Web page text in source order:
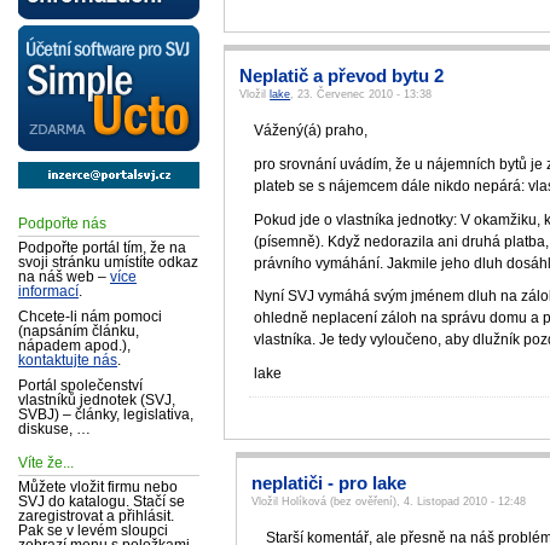
Podpořte nás
Podpořte portál tím, že na
svoji stránku umístíte odkaz
na náš web – více
informací
Chcete-li nám pomoci
(napsáním článku,
nápadem apod.),
kontaktujte nás
Portál společenství
vlastníků jednotek (SVJ,
SVBJ) – články, legislativa,
diskuse, …
Víte že...
Můžete vložit firmu nebo
SVJ do katalogu. Stačí se
zaregistrovat a přihlásit.
Pak se v levém sloupci
Neplatič a převod bytu 2
Vložil lake , 23. Červenec 2010 - 13:38
Vážený(á) praho,
pro srovnání uvádím, že u nájemních bytů
plateb se s nájemcem dále nikdo nepárá:
Pokud jde o vlastníka jednotky: V
(písemně). Když nedorazila ani druhá
právního vymáhání. Jakmile jeho dluh
Nyní SVJ vymáhá svým jménem dluh na
ohledně neplacení záloh na správu domu a
vlastníka. Je tedy vyloučeno, aby dlužník
lake
neplatiči - pro lake
Vložil Holíková (bez ověření), 4. Listopad 2010 - 12:48
Starší komentář, ale přesně na náš